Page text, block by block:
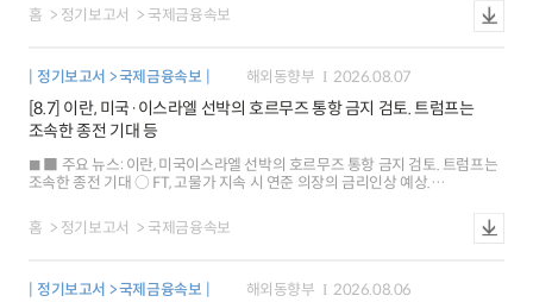
초반 유지 ○ 유로존 6월 산업생산(+0.2%), 예상치(+0.1%) 상회했으나 저성장
우려 지속 ○ 중국ㆍ대만 7월 수출, 반도체 수출 호조 등으로 20~30%대
하락[-3bp] ○ 주가: 미국 SP500은 금리인상 전망 후퇴에 따른 위험선호 개선
이어지면서 사상 최고(+0.3%) ○ 환율: 달러화지수는 고용지표 부진 등으로
내외 금리차가 축소되면서 하락 유로화와 엔화 가치는 각각 0.3%, 0.4% 상승
하락 독일은 유가에 연동해 상승하다가 미국 고용지표 발표 직후 반락(-1bp) ※
뉴욕 원달러 환율 1409.5원(서울15:30분대비 6.6원),1M NDF 1407.4원
홈 정기보고서 국제금융속보
정기보고서 > 국제금융속보 해외동향부 2026.08.07
[8.7] 이란, 미국·이스라엘 선박의 호르무즈 통항 금지 검토. 트럼프는
조속한 종전 기대 등
■ 주요 뉴스: 이란, 미국이스라엘 선박의 호르무즈 통항 금지 검토. 트럼프는
조속한 종전 기대 ○ FT, 고물가 지속 시 연준 의장의 금리인상 예상.
수준 지속. 2/4분기 노동생산성은 예상치 상회 ■ 해외시각: 미국 7월
고용보고서, 인플레이션 중요성으로 금리 영향은 제한적 예상 ○ 美日 외환시장
[-0.2%], 달러화 강세[+0.3%], 금리 상승[+7bp] ○ 주가: 미국 SP500지수는
홈 정기보고서 국제금융속보
정기보고서 > 국제금융속보 해외동향부 2026.08.06